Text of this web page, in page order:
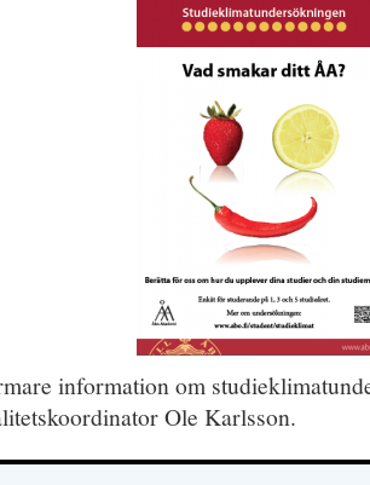
information om
Ole Karlsson.